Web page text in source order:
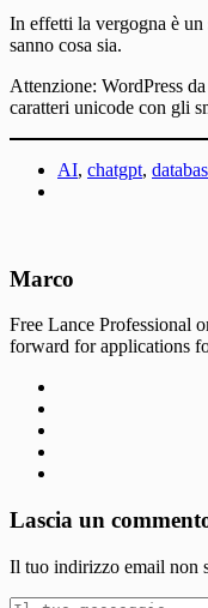
In effetti la vergogna è
sanno cosa sia.
Attenzione: WordPress
caratteri unicode con gli
AI, chatgpt,
Marco
Free Lance Professional
forward for applications
Lascia un
Il tuo indirizzo email non